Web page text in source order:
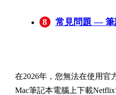
8 常見問題 — 筆
在2026年，您無法在使用官
Mac筆記本電腦上下載